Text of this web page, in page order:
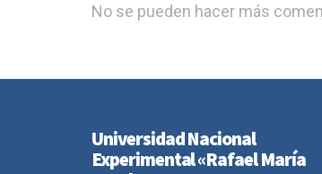
No se pueden hacer más
Universidad Nacional
Experimental «Rafael María